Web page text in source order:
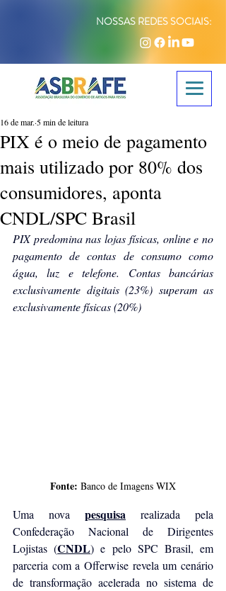
NOSSAS REDES SOCIAIS:
PIX é o meio de pagamento
mais utilizado por 80% dos
consumidores, aponta
CNDL/SPC Brasil
16 de mar. 5 min de leitura
PIX predomina nas lojas físicas, online e no
pagamento de contas de consumo como
água, luz e telefone. Contas bancárias
exclusivamente digitais (23%) superam as
exclusivamente físicas (20%)
Fonte: Banco de Imagens WIX
Uma nova pesquisa realizada pela
Confederação Nacional de Dirigentes
Lojistas (CNDL) e pelo SPC Brasil, em
parceria com a Offerwise revela um cenário
de transformação acelerada no sistema de